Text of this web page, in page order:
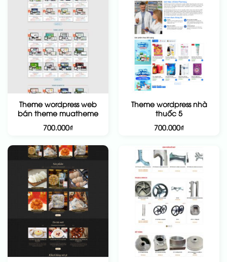
Theme wordpress web
bán theme muatheme
700.000₫
Theme wordpress nhà
thuốc 5
700.000₫